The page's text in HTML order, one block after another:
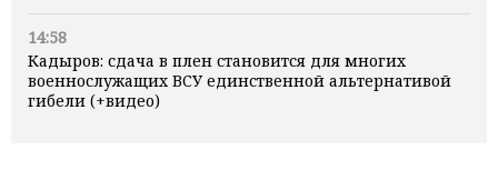
14:58
Кадыров: сдача в плен становится для многих
военнослужащих ВСУ единственной альтернативой
гибели (+видео)